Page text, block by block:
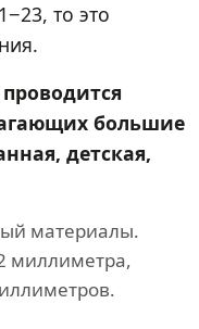
то это
большие
детская,
материалы.
миллиметра,